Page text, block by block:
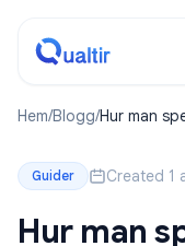
Hem/Blogg/Hur man
Guider Created 1
Hur man